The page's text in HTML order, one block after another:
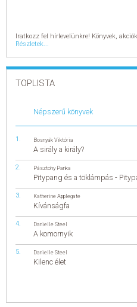
Iratkozz fel hírlevelünkre! Könyvek,
Részletek...
TOPLISTA
Népszerű könyvek
Bosnyák Viktória
A sirály a király?
Pásztohy Panka
Pitypang és a töklámpás -
Katherine Applegate
Kívánságfa
Danielle Steel
A komornyik
Danielle Steel
Kilenc élet